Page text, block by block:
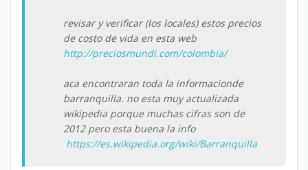
revisar y verificar (los locales) estos precios
de costo de vida en esta web
http://preciosmundi.com/colombia/
aca encontraran toda la informacionde
barranquilla. no esta muy actualizada
wikipedia porque muchas cifras son de
2012 pero esta buena la info
https://es.wikipedia.org/wiki/Barranquilla